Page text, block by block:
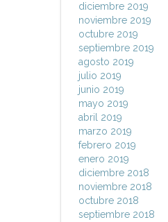
diciembre 2019
noviembre 2019
octubre 2019
septiembre 2019
agosto 2019
julio 2019
junio 2019
mayo 2019
abril 2019
marzo 2019
febrero 2019
enero 2019
diciembre 2018
noviembre 2018
octubre 2018
septiembre 2018